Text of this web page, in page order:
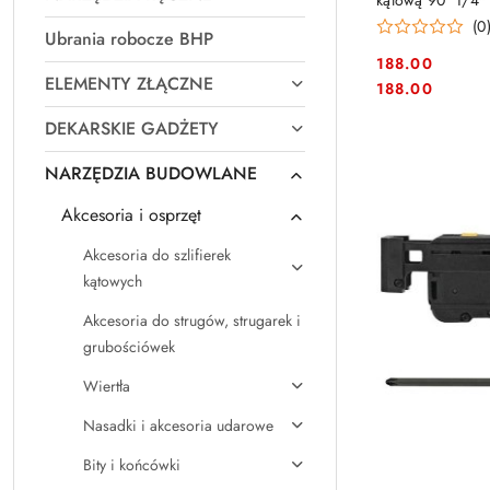
Ubrania robocze BHP
ELEMENTY ZŁĄCZNE
DEKARSKIE GADŻETY
NARZĘDZIA BUDOWLANE
Akcesoria i osprzęt
Akcesoria do szlifierek
kątowych
Akcesoria do strugów, strugarek i
grubościówek
Wiertła
Nasadki i akcesoria udarowe
Bity i końcówki
[DT20502-QZ](0)
Cena:
188.00
Cena:
188.00